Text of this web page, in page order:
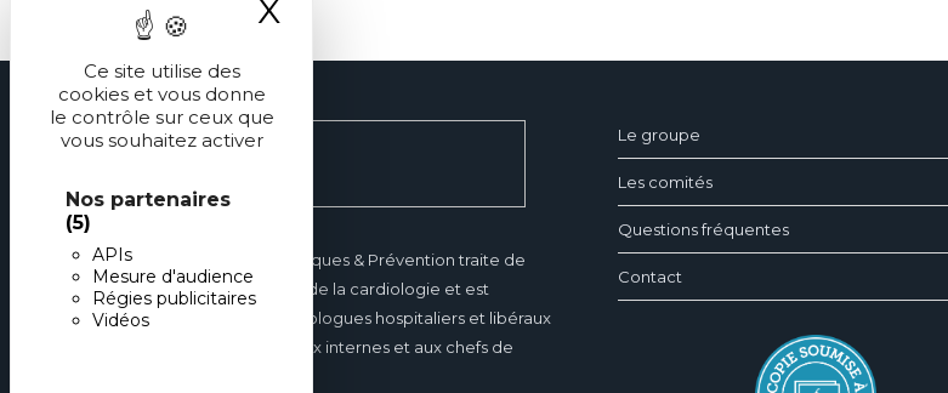
Ce site utilise des
cookies et vous donne
le contrôle sur ceux que
vous souhaitez activer
Nos partenaires
(5)
APIs
Mesure d'audience
Régies publicitaires
Vidéos
X
Réalités Cardiologiques & Prévention traite de
tous les domaines de la cardiologie et est
destinée aux cardiologues hospitaliers et libéraux
mais également aux internes et aux chefs de
Le groupe
Les comités
Questions fréquentes
Contact